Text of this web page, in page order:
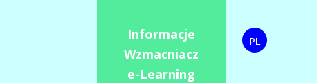
Informacje
Wzmacniacz
e-Learning
PL